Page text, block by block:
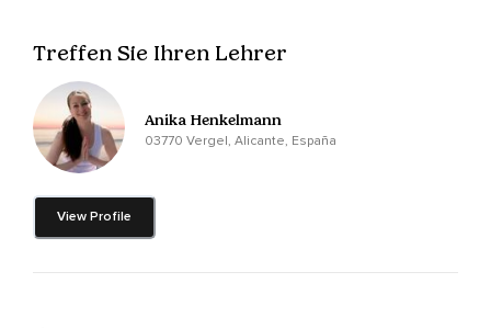
Setze oder lege dich bequem hin.
Kreise einmal deine Schultern.
Dann lasse locker.
Hebe kurz deine Arme ein Stückchen an und balle einmal
deine Hände zur Faust.
Halte,
Treffen Sie Ihren Lehrer
Anika Henkelmann
03770 Vergel, Alicante, España
View Profile